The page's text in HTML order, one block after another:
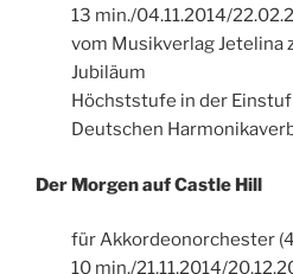
13 min./04.11.2014/
vom Musikverlag Jetelina
Jubiläum
Höchststufe in der
Deutschen
Der Morgen auf Castle Hill
für Akkordeonorchester
10 min./21.11.2014/